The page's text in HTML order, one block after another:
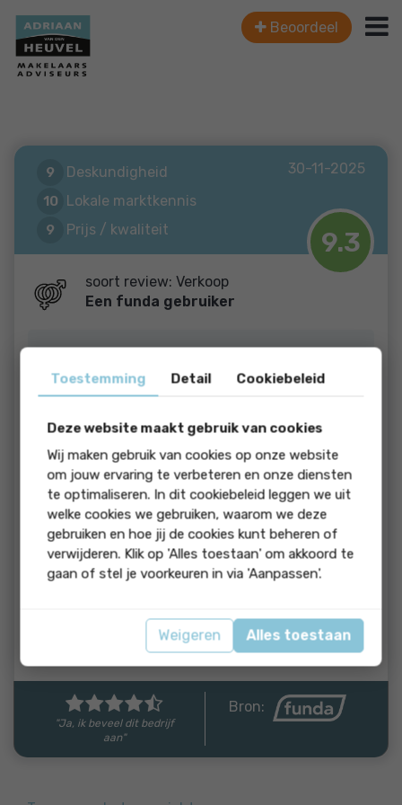
Beoordeel
30-11-2025
9.3
9 Deskundigheid
10 Lokale marktkennis
9 Prijs / kwaliteit
9
Service en begeleiding
soort review: Verkoop
Een funda gebruiker
We zijn ontzettend tevreden over de begeleiding van onze
makelaar. Vanaf het eerste moment werd er doelgericht
gehandeld en was er een duidelijke, doordachte strategie
om onze woning zo goed mogelijk in de markt te zetten. De
communicatie was helder, snel en professioneel, en we
voelden ons gedurende het hele traject goed ondersteund.
Een klein verbeterpunt betreft de verkoopbrochure: hierin
stonden vrij veel spelfouten en de foto’s van Zibber
kwamen wat zakelijk over, met weinig oog voor detail. Dit
een zeer fijne samenwerking en zouden we deze makelaar
zonder twijfel aanbevelen.
"Ja, ik beveel dit bedrijf
aan"
Bron:
Toestemming Detail Cookiebeleid
Deze website maakt gebruik van cookies
Wij maken gebruik van cookies op onze website
om jouw ervaring te verbeteren en onze diensten
te optimaliseren. In dit cookiebeleid leggen we uit
welke cookies we gebruiken, waarom we deze
gebruiken en hoe jij de cookies kunt beheren of
verwijderen. Klik op 'Alles toestaan' om akkoord te
gaan of stel je voorkeuren in via 'Aanpassen'.
Weigeren Alles toestaan